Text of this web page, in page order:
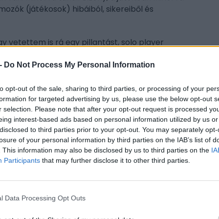
Do Not Process My Personal Information
opt-out of the sale, sharing to third parties, or processing of your
for targeted advertising by us, please use the below opt-out
selection. Please note that after your opt-out request is processed
interest-based ads based on personal information utilized by us
to third parties prior to your opt-out. You may separately
of your personal information by third parties on the IAB’s list of
This information may also be disclosed by us to third parties on the
Participants that may further disclose it to other third parties.
Data Processing Opt Outs
(játékosok) hibáiból, sikereiből és
vetettem is rá egy pillantást, solo player
ami egy szkenner, ezzel láttam a
ezt tudtam feltölteni különböző
kinyitni vagy visszakapcsolni az áramot.
találkoztam. Vissza kellett kapcsolnom az
meghackelni, ami szórakoztató